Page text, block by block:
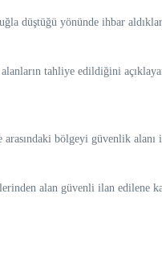
düştüğü yönünde ihbar
tahliye edildiğini
bölgeyi güvenlik alanı
alan güvenli ilan edilene